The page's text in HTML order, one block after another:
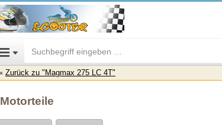
Zurück zu "Magmax 275 LC 4T"
Motorteile